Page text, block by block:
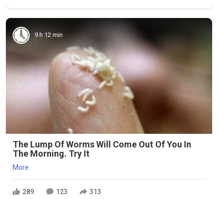
9 h 12 min
The Lump Of Worms Will Come Out Of You In
The Morning. Try It
More
289 123 313